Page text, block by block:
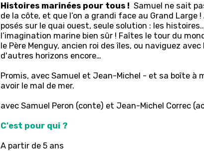
Histoires marinées pour tous ! Samuel ne sait
de la côte, et que l’on a grandi face au Grand Large
posés sur le quai ouest, seule solution : les
l’imagination marine bien sûr ! Faîtes le tour du
le Père Menguy, ancien roi des îles, ou naviguez
d'autres horizons encore…
Promis, avec Samuel et Jean-Michel - et sa boîte à
avoir le mal de mer.
avec Samuel Peron (conte) et Jean-Michel Correc
C'est pour qui ?
A partir de 5 ans